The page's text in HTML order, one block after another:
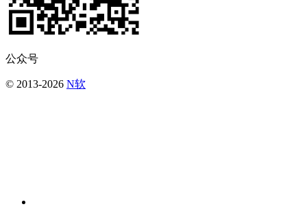
公众号
© 2013-2026 N软